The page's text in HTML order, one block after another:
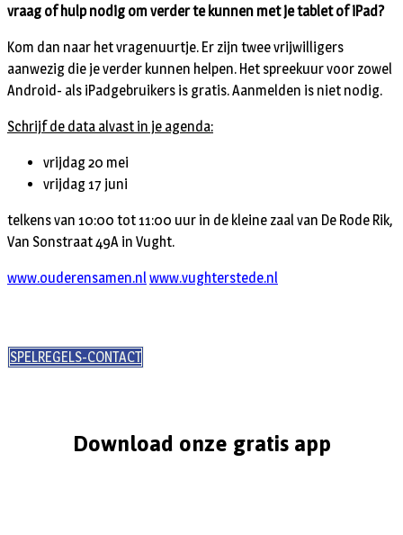
vraag of hulp nodig om verder te kunnen met je tablet of iPad?
Kom dan naar het vragenuurtje. Er zijn twee vrijwilligers
aanwezig die je verder kunnen helpen. Het spreekuur voor zowel
Android- als iPadgebruikers is gratis. Aanmelden is niet nodig.
Schrijf de data alvast in je agenda:
vrijdag 20 mei
vrijdag 17 juni
telkens van 10:00 tot 11:00 uur in de kleine zaal van De Rode Rik,
Van Sonstraat 49A in Vught.
www.ouderensamen.nl www.vughterstede.nl
SPELREGELS-CONTACT
Download onze gratis app